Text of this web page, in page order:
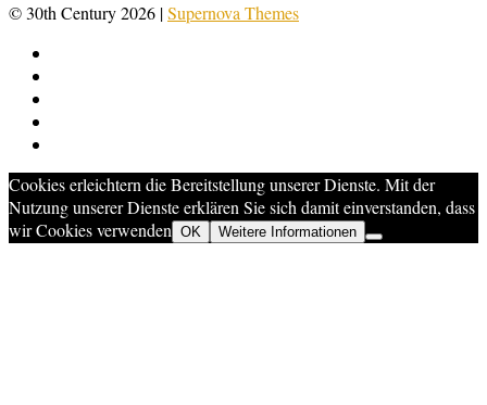
© 30th Century 2026 |Supernova Themes
Cookies erleichtern die Bereitstellung unserer Dienste. Mit der
Nutzung unserer Dienste erklären Sie sich damit einverstanden, dass
wir Cookies verwenden OK Weitere Informationen